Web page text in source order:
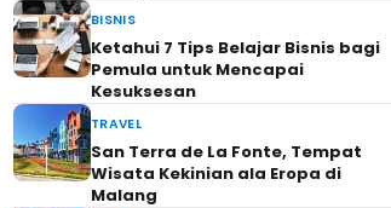
BISNIS
Ketahui 7 Tips Belajar Bisnis bagi
Pemula untuk Mencapai
Kesuksesan
TRAVEL
San Terra de La Fonte, Tempat
Wisata Kekinian ala Eropa di
Malang